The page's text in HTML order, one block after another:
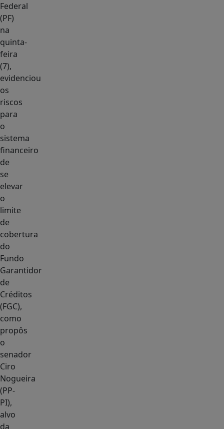
Federal
(PF)
na
quinta-
feira
(7),
evidenciou
os
riscos
para
o
sistema
financeiro
de
se
elevar
o
limite
de
cobertura
do
Fundo
Garantidor
de
Créditos
(FGC),
como
propôs
o
senador
Ciro
Nogueira
(PP-
PI),
alvo
da